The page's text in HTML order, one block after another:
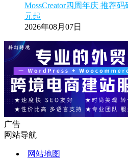
MossCreator四周年庆 推荐
元起
2026年08月07日
广告
网站导航
网站地图